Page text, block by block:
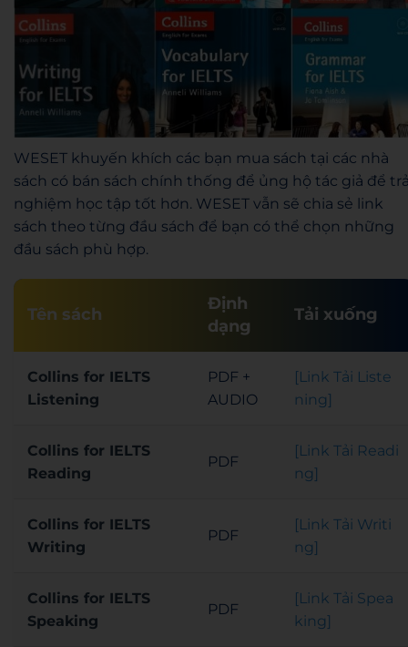
WESET khuyến khích các bạn mua sách tại các nhà
sách có bán sách chính thống để ủng hộ tác giả để
nghiệm học tập tốt hơn. WESET vẫn sẽ chia sẻ link
sách theo từng đầu sách để bạn có thể chọn những
đầu sách phù hợp.
Tên sách
Định
dạng
Tải xuống
Collins for IELTS
Listening
PDF +
AUDIO
[Link Tải Liste
ning]
Collins for IELTS
Reading
PDF
[Link Tải Readi
ng]
Collins for IELTS
Writing
PDF
[Link Tải Writi
ng]
Collins for IELTS
Speaking
PDF
[Link Tải Spea
king]